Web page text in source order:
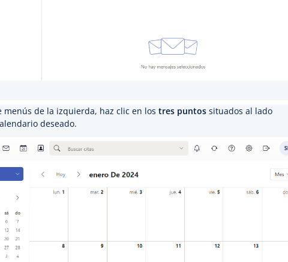
menús de la izquierda, haz clic en los tres puntos situados al lado
deseado.